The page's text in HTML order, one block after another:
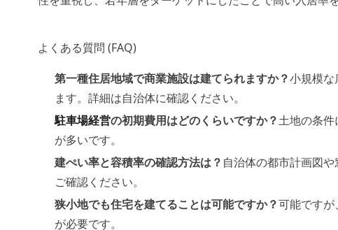
よくある質問 (FAQ)
第一種住居地域で商業施設は建てられますか？小規模な
ます。詳細は自治体に確認ください。
駐車場経営の初期費用はどのくらいですか？土地の条
が多いです。
建ぺい率と容積率の確認方法は？ 自治体の都市計画図
ご確認ください。
狭小地でも住宅を建てることは可能ですか？可能です
が必要です。